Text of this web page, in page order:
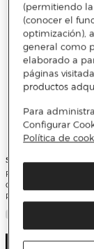
Samsung
Frigorífico Combi
Cooling Plus, Smart -
RB38C7B6AS9/EF
(permitiendo
(conocer el
optimización),
general como
elaborado a
páginas
productos
Para
Configurar
Política de